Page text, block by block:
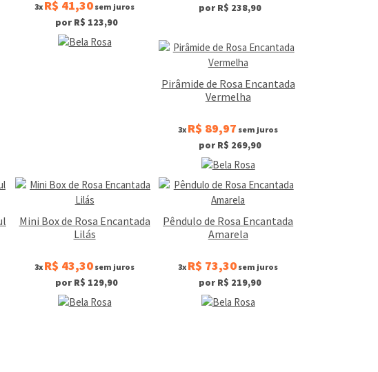
3x R$ 41,30 sem juros
por R$ 123,90
por R$ 238,90
Pirâmide de Rosa Encantada
Vermelha
3x R$ 89,97 sem juros
por R$ 269,90
Mini Box de Rosa Encantada
Lilás
3x R$ 43,30 sem juros
por R$ 129,90
Pêndulo de Rosa Encantada
Amarela
3x R$ 73,30 sem juros
por R$ 219,90